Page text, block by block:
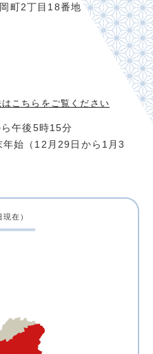
町2丁目18番地
こちらをご覧ください
午後5時15分
始（12月29日から1月3
在）